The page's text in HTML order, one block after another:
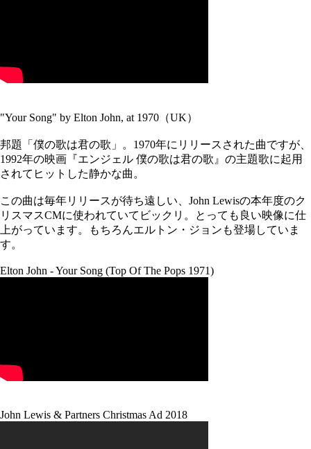
"Your Song" by Elton John, at 1970（UK）
邦題「僕の歌は君の歌」。1970年にリリースされた曲ですが、
1992年の映画『エンジェル 僕の歌は君の歌』の主題歌に起用
されてヒットした静かな曲。
この曲は毎年リリースが待ち遠しい、John Lewisの本年度のク
リスマスCMに使われていてビックリ。とっても良い映像に仕
上がっています。もちろんエルトン・ジョンも登場していま
す。
Elton John - Your Song (Top Of The Pops 1971)
John Lewis & Partners Christmas Ad 2018